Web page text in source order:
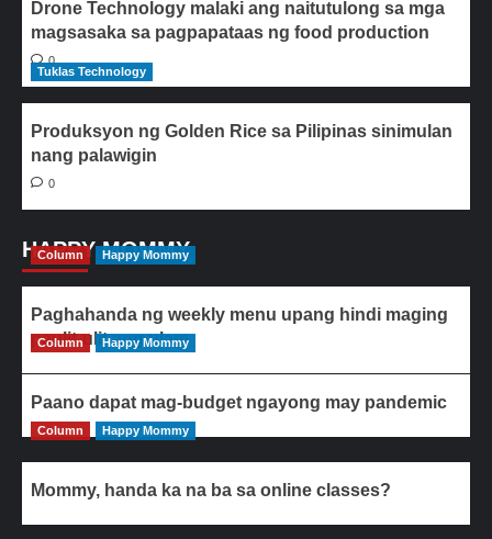
Drone Technology malaki ang naitutulong sa mga
magsasaka sa pagpapataas ng food production
0
Tuklas Technology
Produksyon ng Golden Rice sa Pilipinas sinimulan
nang palawigin
0
HAPPY MOMMY
Column Happy Mommy
Paghahanda ng weekly menu upang hindi maging
paulit-ulit ang ulam
Column Happy Mommy
Paano dapat mag-budget ngayong may pandemic
Column Happy Mommy
Mommy, handa ka na ba sa online classes?